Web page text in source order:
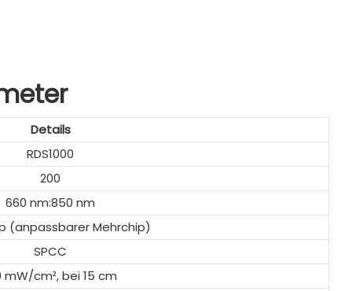
Details
RDS1000
200
660 nm:850 nm
(anpassbarer Mehrchip)
SPCC
mW/cm², bei 15 cm